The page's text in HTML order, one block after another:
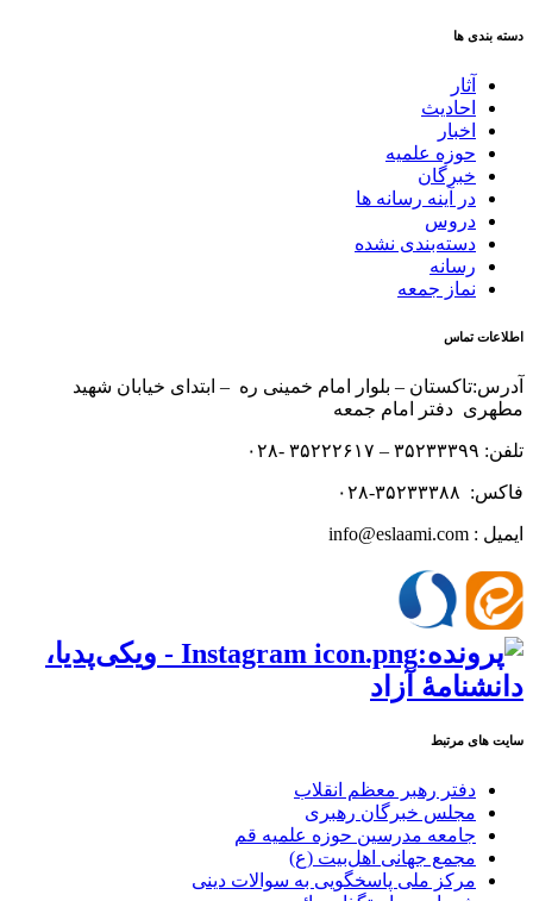
دسته بندی ها
آثار
احادیث
اخبار
حوزه علمیه
خبرگان
در آینه رسانه ها
دروس
دسته‌بندی نشده
رسانه
نماز جمعه
اطلاعات تماس
آدرس:تاکستان – بلوار امام خمینی ره – ابتدای خیابان شهید
مطهری دفتر امام جمعه
تلفن: ۳۵۲۳۳۳۹۹ – ۳۵۲۲۲۶۱۷ -۰۲۸
فاکس: ۳۵۲۳۳۳۸۸-۰۲۸
ایمیل : info@eslaami.com
سایت های مرتبط
دفتر رهبر معظم انقلاب
مجلس خبرگان رهبری
جامعه مدرسین حوزه علمیه قم
مجمع جهانی اهل‌بیت (ع)
مرکز ملی پاسخگویی به سوالات دینی